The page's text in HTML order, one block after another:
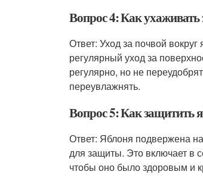
Вопрос 4: Как ухаживать
Ответ: Уход за почвой
регулярный уход за
регулярно, но не
переувлажнять.
Вопрос 5: Как защитить
Ответ: Яблоня подвержена
для защиты. Это включает в
чтобы оно было здоровым и